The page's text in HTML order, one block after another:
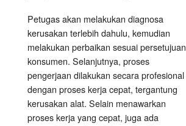
Petugas akan melakukan diagnosa
kerusakan terlebih dahulu, kemudian
melakukan perbaikan sesuai persetujuan
konsumen. Selanjutnya, proses
pengerjaan dilakukan secara profesional
dengan proses kerja cepat, tergantung
kerusakan alat. Selain menawarkan
proses kerja yang cepat, juga ada